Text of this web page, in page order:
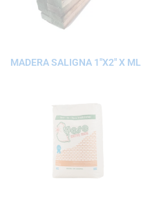
MADERA SALIGNA 1″X2″ X ML